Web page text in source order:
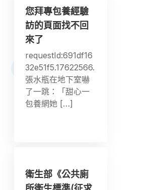
您拜專包養經驗
訪的頁面找不回
來了
requestId:691df16
32e51f5.17622566.
張水瓶在地下室嚇
了一跳：「甜心一
包養網她 […]
衛生部《公共廁